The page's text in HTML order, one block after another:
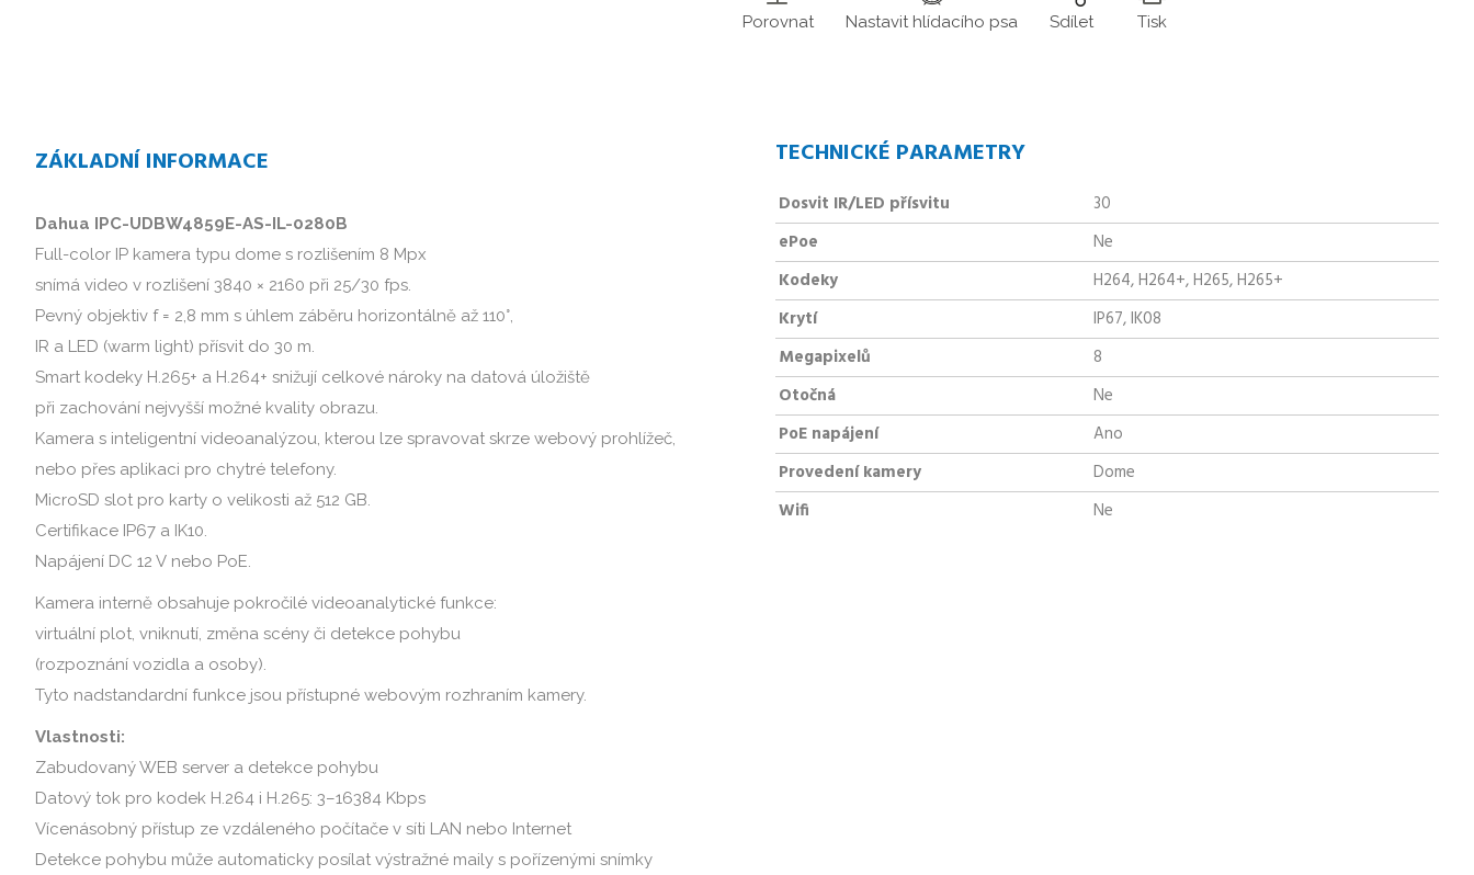
Porovnat Nastavit hlídacího psa Sdílet Tisk
ZÁKLADNÍ INFORMACE
Dahua IPC-UDBW4859E-AS-IL-0280B
Full-color IP kamera typu dome s rozlišením 8 Mpx
snímá video v rozlišení 3840 × 2160 při 25/30 fps.
Pevný objektiv f = 2,8 mm s úhlem záběru horizontálně až 110°,
IR a LED (warm light) přísvit do 30 m.
Smart kodeky H.265+ a H.264+ snižují celkové nároky na datová úložiště
při zachování nejvyšší možné kvality obrazu.
Kamera s inteligentní videoanalýzou, kterou lze spravovat skrze webový prohlížeč,
nebo přes aplikaci pro chytré telefony.
MicroSD slot pro karty o velikosti až 512 GB.
Certifikace IP67 a IK10.
Napájení DC 12 V nebo PoE.
Kamera interně obsahuje pokročilé videoanalytické funkce:
virtuální plot, vniknutí, změna scény či detekce pohybu
(rozpoznání vozidla a osoby).
Tyto nadstandardní funkce jsou přístupné webovým rozhraním kamery.
Vlastnosti:
Zabudovaný WEB server a detekce pohybu
Datový tok pro kodek H.264 i H.265: 3–16384 Kbps
Vícenásobný přístup ze vzdáleného počítače v síti LAN nebo Internet
Detekce pohybu může automaticky posílat výstražné maily s pořízenými snímky
TECHNICKÉ PARAMETRY
Dosvit IR/LED přísvitu
30
ePoe
Ne
Kodeky
H264, H264+, H265, H265+
Krytí
IP67, IK08
Megapixelů
8
Otočná
Ne
PoE napájení
Ano
Provedení kamery
Dome
Wifi
Ne